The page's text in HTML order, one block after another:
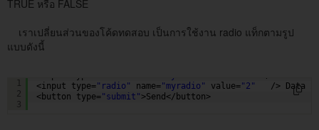
TRUE หรือ FALSE
เราเปลี่ยนส่วนของโค้ดทดสอบ เป็นการใช้งาน radio แท็กตามรูป
แบบดังนี้
1
2
3
<input type="radio" name="myradio" value="2"
/> Data 2
<button type="submit" >Send</button>